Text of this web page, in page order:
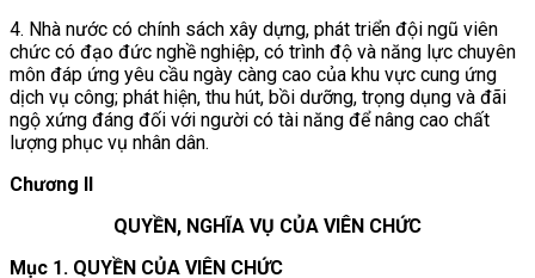
4. Nhà nước có chính sách xây dựng, phát triển đội ngũ viên
chức có đạo đức nghề nghiệp, có trình độ và năng lực chuyên
môn đáp ứng yêu cầu ngày càng cao của khu vực cung ứng
dịch vụ công; phát hiện, thu hút, bồi dưỡng, trọng dụng và đãi
ngộ xứng đáng đối với người có tài năng để nâng cao chất
lượng phục vụ nhân dân.
Chương II
QUYỀN, NGHĨA VỤ CỦA VIÊN CHỨC
Mục 1. QUYỀN CỦA VIÊN CHỨC